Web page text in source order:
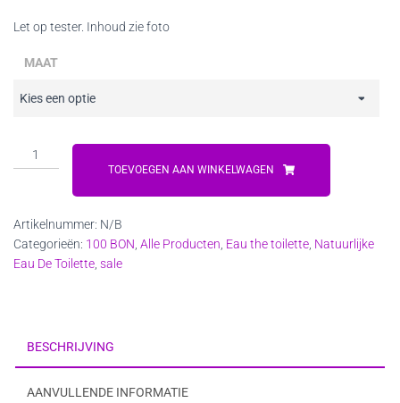
€1,50
Let op tester. Inhoud zie foto
MAAT
Bergamote
&
eau
de
toilette(tester)
TOEVOEGEN AAN WINKELWAGEN
Artikelnummer: N/B
Categorieën: 100 BON Alle Producten Eau the toilette Natuurlijke
Eau De Toilette sale
BESCHRIJVING
AANVULLENDE INFORMATIE